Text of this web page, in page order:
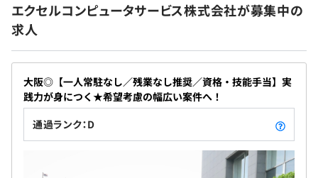
ど、顔を合わせてのコミュニケーションを取っておりま
す。
受託については、客先指示により、設計もしくは製造から
昇給査定：年1回（12月）
社会保険完備（健康保険・厚生年金加入・雇用保険・労災
・Web動画セミナー
キャリアコンサルティング制度の有無及びその内容
社員の所属部門の責任者や役職者がキャリアパス面談を実
施している。
前年度の月平均所定外労働時間の実績
前年度の有給休暇の平均取得日数
を継続することができれば、最終的な到達点は同じ
になります。 当社の考え方に共感していただき、た
いきたいと考えております。 ◎新たにIT業界に飛び
込みたいと考えている方、 その「熱意」を原動力
に、会社とともに第一歩を踏み出していきましょ
う。 ◎すでにIT業界を経験していらっしゃる方、 そ
の「知識」を活かして、会社とともにさらなる飛躍
育体制があり、サポートしてくれる先輩たちがいま
エクセルコンピュータサービス株式会社が募集中の
求人
大阪◎【一人常駐なし／残業なし推奨／資格・技能手当】実
践力が身につく★希望考慮の幅広い案件へ！
通過ランク：D